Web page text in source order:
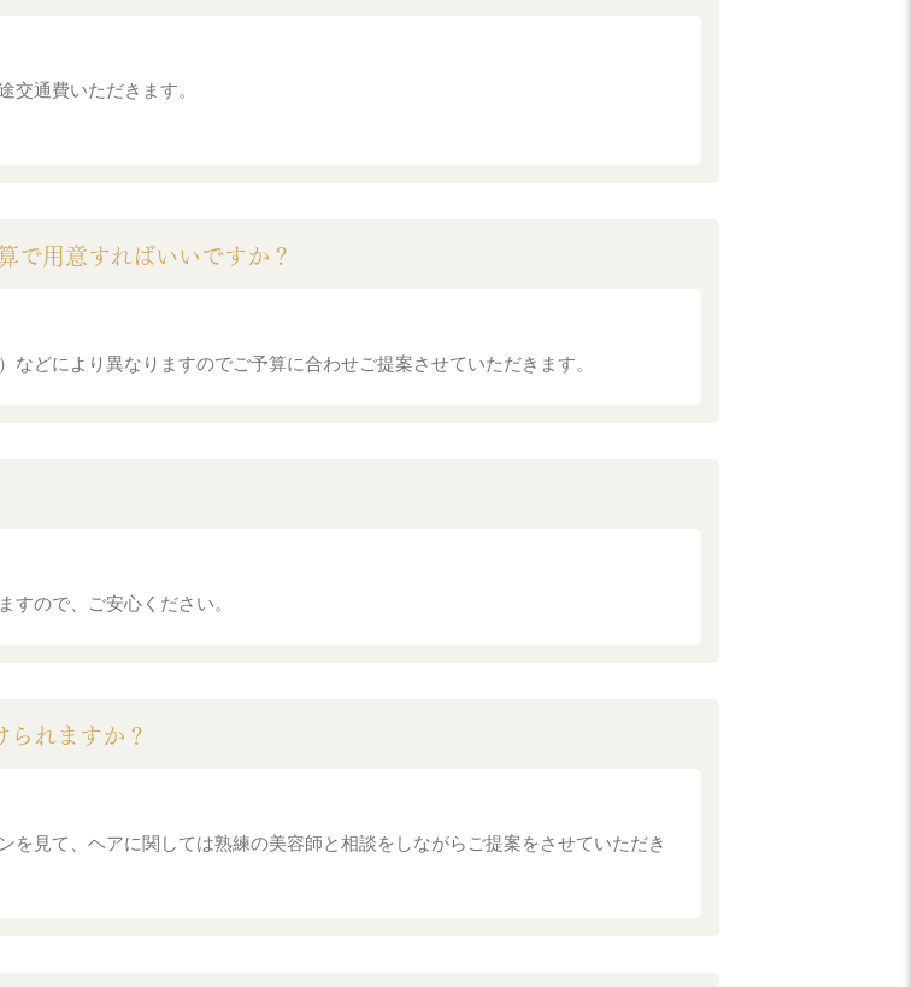
交通費いただきます。
で用意すればいいですか？
どにより異なりますのでご予算に合わせご提案させていただきます。
すので、ご安心ください。
れますか？
見て、ヘアに関しては熟練の美容師と相談をしながらご提案をさせていただき